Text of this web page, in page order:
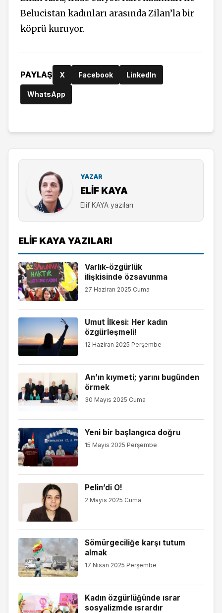
Belucistan kadınları arasında Zilan’la bir
köprü kuruyor.
PAYLAŞ X Facebook LinkedIn
WhatsApp
YAZAR
ELIF KAYA
Elif KAYA yazıları
ELIF KAYA YAZILARI
Varlık-özgürlük
ilişkisinde özsavunma
27 Haziran 2025 Cuma
Umut İlkesi: Her kadın
özgürleşmeli!
12 Haziran 2025 Perşembe
An’ın kıymeti; yarını bugünden
örmek
30 Mayıs 2025 Cuma
Yeni bir başlangıca doğru
15 Mayıs 2025 Perşembe
Pelin’di O!
2 Mayıs 2025 Cuma
Sömürgeciliğe karşı tutum
almak
17 Nisan 2025 Perşembe
Kadın özgürlüğünde ısrar
sosyalizmde ısrardır